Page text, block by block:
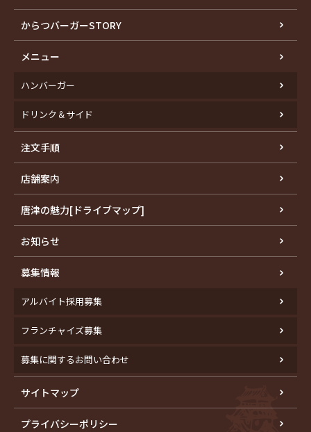
からつバーガーSTORY
メニュー
ハンバーガー
ドリンク＆サイド
注文手順
店舗案内
唐津の魅力[ドライブマップ]
お知らせ
募集情報
アルバイト採用募集
フランチャイズ募集
募集に関するお問い合わせ
サイトマップ
プライバシーポリシー